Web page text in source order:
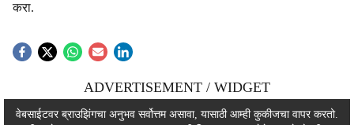
करा.
ADVERTISEMENT / WIDGET
ADVERTISEMENT / WIDGET
वेबसाईटवर ब्राउझिंगचा अनुभव सर्वोत्तम असावा, यासाठी आम्ही कुकीजचा वापर करतो.